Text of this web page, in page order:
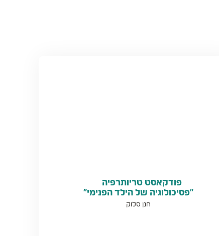
פודקאסט טריותרפיה
“פסיכולוגיה של הילד הפנימי”
חנן סלוק